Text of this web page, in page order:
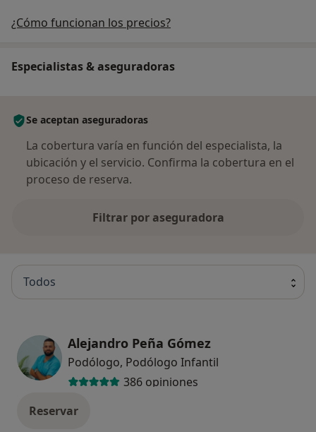
¿Cómo funcionan los precios?
Especialistas & aseguradoras
Se aceptan aseguradoras
La cobertura varía en función del especialista, la
ubicación y el servicio. Confirma la cobertura en el
proceso de reserva.
Filtrar por aseguradora
Todos
Alejandro Peña Gómez
Podólogo, Podólogo Infantil
386 opiniones
Reservar